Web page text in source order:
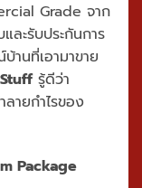
Grade จาก
ละรับประกันการ
านที่เอามาขาย
รู้ดีว่า
ยกำไรของ
Package